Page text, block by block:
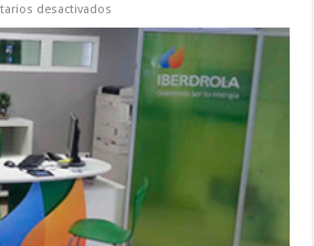
desactivados
MURCIA
(IBERDROLA)